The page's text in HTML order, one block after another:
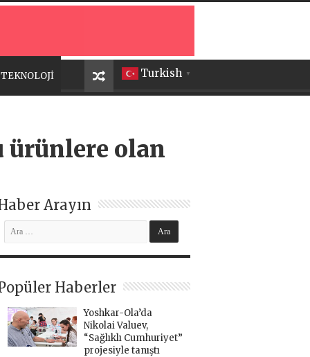
Turkish ▼
TEKNOLOJİ
ürünlere olan
Arayın
Haberler
Yoshkar-Ola’da
Nikolai Valuev,
“Sağlıklı Cumhuriyet”
projesiyle tanıştı